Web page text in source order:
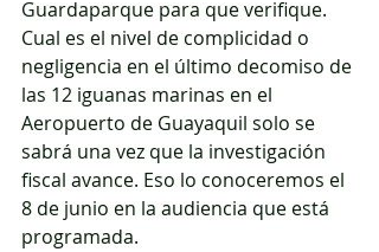
Guardaparque para que verifique.
Cual es el nivel de complicidad o
negligencia en el último decomiso de
las 12 iguanas marinas en el
Aeropuerto de Guayaquil solo se
sabrá una vez que la investigación
fiscal avance. Eso lo conoceremos el
8 de junio en la audiencia que está
programada.